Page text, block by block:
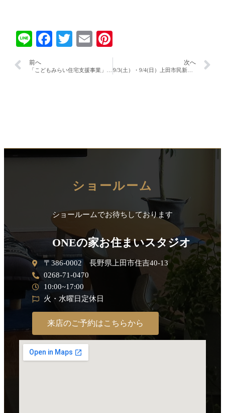
LineFacebook
TwitterEmail
前へ 次へ
9/3(土）・9/4(日）上田市民新築・住宅リフォーム大相談会開催！
ショールーム
ショールームでお待ちしております
ONEの家お住まいスタジオ
〒386-0002 長野県上田市住吉40-13
0268-71-0470
10:00~17:00
火・水曜日定休日
来店のご予約はこちらから